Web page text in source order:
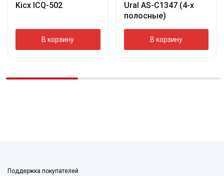
Kicx ICQ-502
В корзину
Ural AS-C1347 (4-х
полосные)
В корзину
Поддержка покупателей